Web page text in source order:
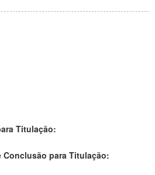
Titulação:
Conclusão para Titulação: